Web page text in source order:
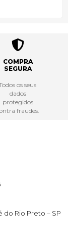
COMPRA
SEGURA
os seus
dados
protegidos
fraudes.
do Rio Preto – SP